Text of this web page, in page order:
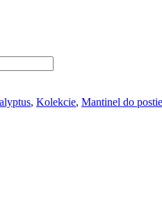
, Kolekcie, Mantinel do